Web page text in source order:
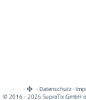
· · ·Datenschutz·
© 2016 - 2026 SupraTix GmbH